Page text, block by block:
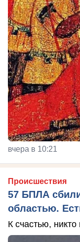
вчера в 10:21
Происшествия
57 БПЛА
областью.
К счастью,